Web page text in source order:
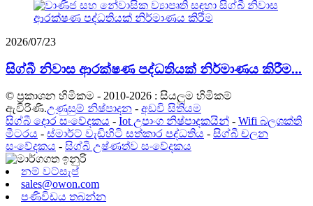
2026/07/23
සිග්බී නිවාස ආරක්ෂණ පද්ධතියක් නිර්මාණය කිරීම...
© ප්‍රකාශන හිමිකම - 2010-2026 : සියලුම හිමිකම්
ඇවිරිණි.උණුසුම් නිෂ්පාදන - අඩවි සිතියම
සිග්බී දොර සංවේදකය - Iot උපාංග නිෂ්පාදකයින් - Wifi බලශක්ති
මීටරය - ස්මාර්ට් වැඩිහිටි සත්කාර පද්ධතිය - සිග්බී චලන
සංවේදකය - සිග්බී උෂ්ණත්ව සංවේදකය
නම් වට්සැප්
sales@owon.com
පණිවිඩය තබන්න